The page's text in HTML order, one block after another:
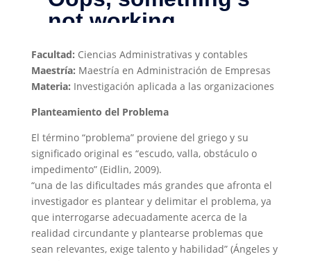
Facultad: Ciencias Administrativas y contables
Maestría: Maestría en Administración de Empresas
Materia: Investigación aplicada a las organizaciones
Planteamiento del Problema
El término “problema” proviene del griego y su
significado original es “escudo, valla, obstáculo o
impedimento” (Eidlin, 2009).
“una de las dificultades más grandes que afronta el
investigador es plantear y delimitar el problema, ya
que interrogarse adecuadamente acerca de la
realidad circundante y plantearse problemas que
sean relevantes, exige talento y habilidad” (Ángeles y